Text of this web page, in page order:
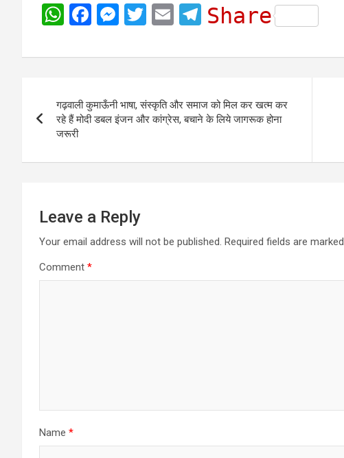
W
a
s
A
p
p
F
c
b
o
k
M
s
e
n
e
T
i
t
e
E
a
l
T
l
g
r
m
Share
navigation
गढ़वाली कुमाऊँनी भाषा, संस्कृति और समाज को मिल कर खत्म कर
रहे हैं मोदी डबल इंजन और कांग्रेस, बचाने के लिये जागरूक होना
जरूरी
Leave a Reply
Your email address will not be published. Required fields are marked
Comment *
Name *